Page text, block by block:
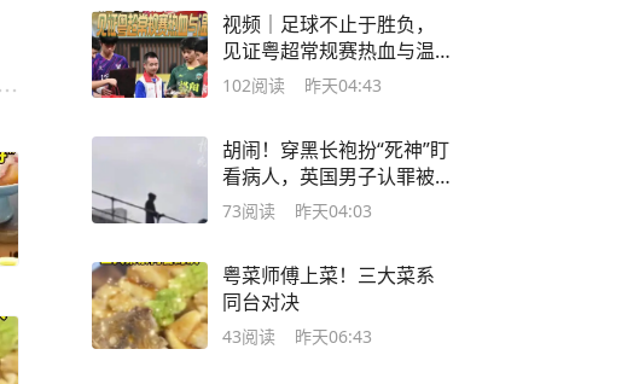
视频｜足球不止于胜负，
见证粤超常规赛热血与温
情
102阅读 昨天04:43
胡闹！穿黑长袍扮“死神”盯
看病人，英国男子认罪被
罚
73阅读 昨天04:03
粤菜师傅上菜！三大菜系
同台对决
43阅读 昨天06:43